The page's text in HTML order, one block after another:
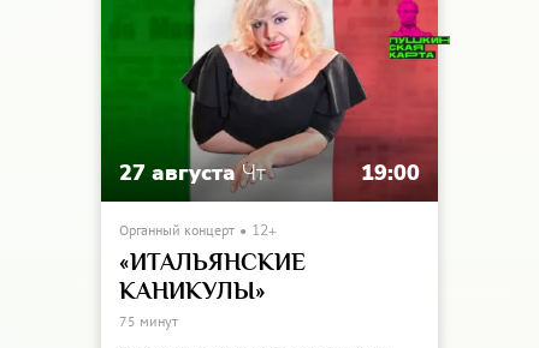
27 августа Чт 19:00
Органный концерт 12+
«ИТАЛЬЯНСКИЕ
КАНИКУЛЫ»
75 минут